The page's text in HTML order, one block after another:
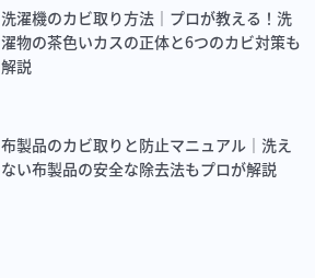
洗濯機のカビ取り方法｜プロが教える！洗
濯物の茶色いカスの正体と6つのカビ対策も
解説
布製品のカビ取りと防止マニュアル｜洗え
ない布製品の安全な除去法もプロが解説